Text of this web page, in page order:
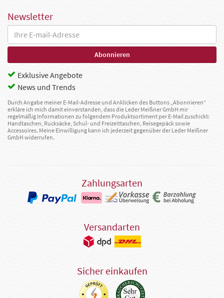
Newsletter
Exklusive Angebote
News und Trends
Durch Angabe meiner E-Mail-Adresse und Anklicken des Buttons „Abonnieren“
erkläre ich mich damit einverstanden, dass die Leder Meißner GmbH mir
regelmäßig Informationen zu folgendem Produktsortiment per E-Mail zuschickt:
Handtaschen, Rucksäcke, Schul- und Freizeittaschen, Reisegepäck sowie
Accessoires. Meine Einwilligung kann ich jederzeit gegenüber der Leder Meißner
GmbH widerrufen.
Zahlungsarten
Versandarten
Sicher einkaufen